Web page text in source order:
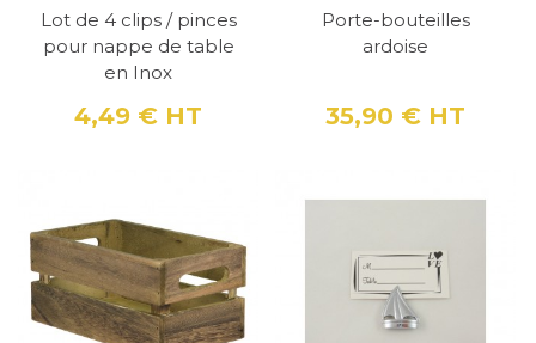
Lot de 4 clips / pinces
pour nappe de table
en Inox
Prix
4,49 € HT
Porte-bouteilles
ardoise
Prix
35,90 € HT